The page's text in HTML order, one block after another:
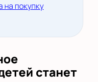
на покупку
станет